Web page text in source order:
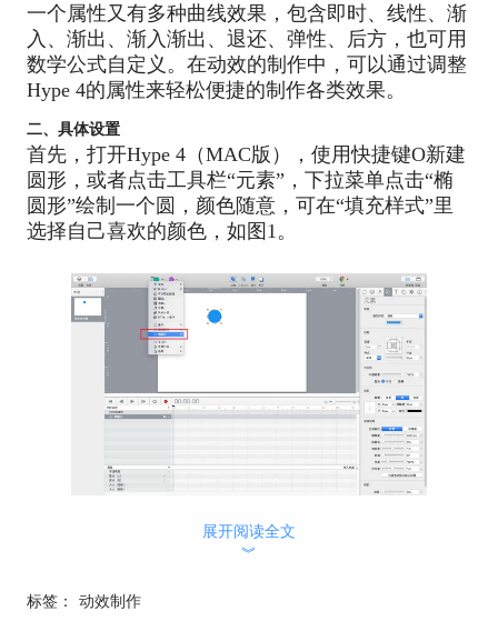
一个属性又有多种曲线效果，包含即时、线性、渐
入、渐出、渐入渐出、退还、弹性、后方，也可用
数学公式自定义。在动效的制作中，可以通过调整
Hype 4的属性来轻松便捷的制作各类效果。
二、具体设置
首先，打开Hype 4（MAC版），使用快捷键O新建
圆形，或者点击工具栏“元素”，下拉菜单点击“椭
圆形”绘制一个圆，颜色随意，可在“填充样式”里
选择自己喜欢的颜色，如图1。
然后点击记录按钮，设置关键帧，将时间拖动至3
弹跳后的最终位置，此时我们可以看到小球的运动
展开阅读全文
︾
标签： 动效制作